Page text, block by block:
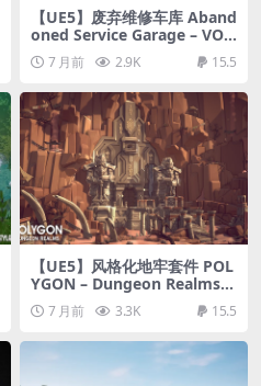
【UE5】废弃维修车库 Aband
oned Service Garage – VOL.
1 – Shelves and Storage
7 月前 2.9K 15.5
【UE5】风格化地牢套件 POL
YGON – Dungeon Realms –
Modular Dungeon Kit
7 月前 3.3K 15.5